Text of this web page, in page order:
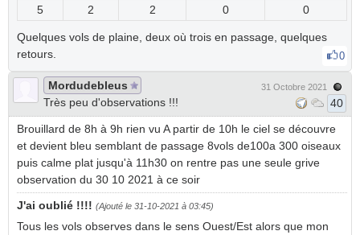
5 2 2 0 0
Quelques vols de plaine, deux où trois en passage, quelques
retours.
0
Mordudebleus
Très peu d'observations !!!
31 Octobre 2021
40
Brouillard de 8h à 9h rien vu A partir de 10h le ciel se découvre
et devient bleu semblant de passage 8vols de100a 300 oiseaux
puis calme plat jusqu'à 11h30 on rentre pas une seule grive
observation du 30 10 2021 à ce soir
J'ai oublié !!!! (Ajouté le 31-10-2021 à 03:45)
Tous les vols observes dans le sens Ouest/Est alors que mon